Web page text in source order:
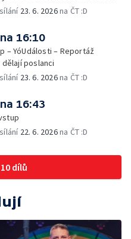
23. 6. 2026na ČT :D
16:10
– YóUdálosti – Reportáž
dělají poslanci
23. 6. 2026na ČT :D
16:43
22. 6. 2026na ČT :D
dílů